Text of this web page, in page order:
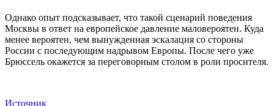
Однако опыт подсказывает, что такой сценарий поведения
Москвы в ответ на европейское давление маловероятен. Куда
менее вероятен, чем вынужденная эскалация со стороны
России с последующим надрывом Европы. После чего уже
Брюссель окажется за переговорным столом в роли просителя.
Источник